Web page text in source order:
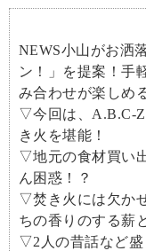
NEWS小山がお洒
ン！」を提案！手
み合わせが楽しめ
▽今回は、A.B.C-Z
き火を堪能！
▽地元の食材買い
ん困惑！？
▽焚き火には欠か
ちの香りのする薪
▽2人の昔話など盛